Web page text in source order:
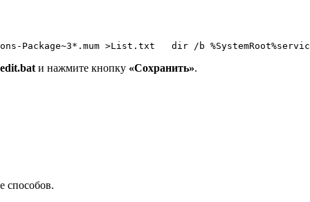
Package~3*.mum >List.txt   dir /b
и нажмите кнопку «Сохранить».
способов.